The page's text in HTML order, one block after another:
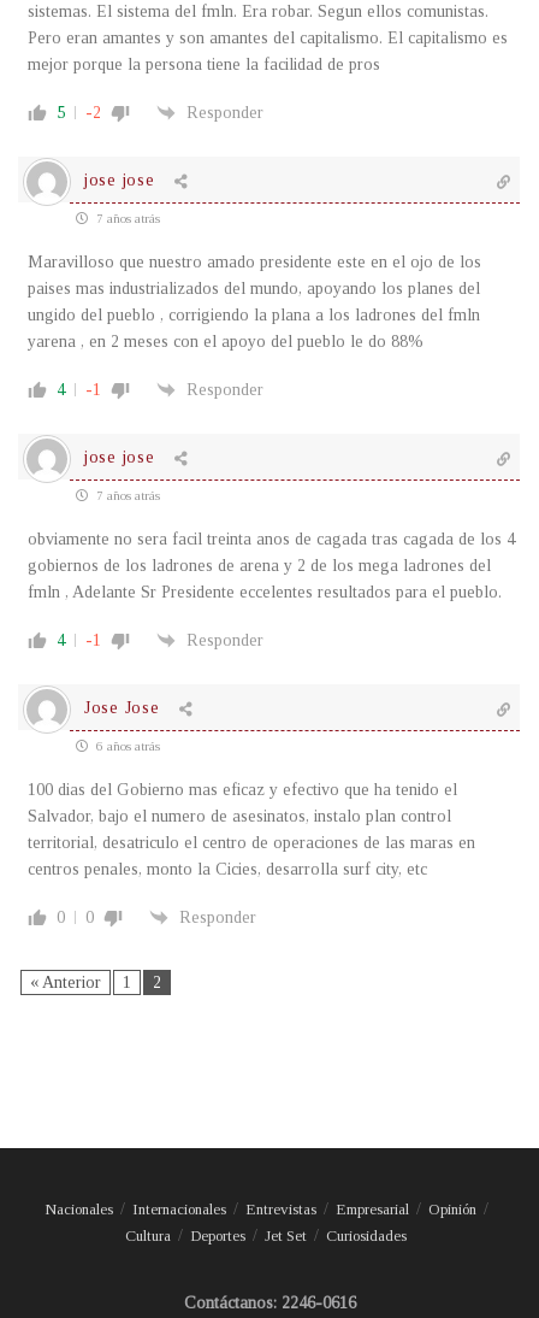
sistemas. El sistema del fmln. Era robar. Segun ellos comunistas.
Pero eran amantes y son amantes del capitalismo. El capitalismo es
mejor porque la persona tiene la facilidad de pros
5 -2 Responder
jose jose
7 años atrás
Maravilloso que nuestro amado presidente este en el ojo de los
paises mas industrializados del mundo, apoyando los planes del
ungido del pueblo , corrigiendo la plana a los ladrones del fmln
yarena , en 2 meses con el apoyo del pueblo le do 88%
4 -1 Responder
jose jose
7 años atrás
obviamente no sera facil treinta anos de cagada tras cagada de los 4
gobiernos de los ladrones de arena y 2 de los mega ladrones del
fmln , Adelante Sr Presidente eccelentes resultados para el pueblo.
4 -1 Responder
Jose Jose
6 años atrás
100 dias del Gobierno mas eficaz y efectivo que ha tenido el
Salvador, bajo el numero de asesinatos, instalo plan control
territorial, desatriculo el centro de operaciones de las maras en
centros penales, monto la Cicies, desarrolla surf city, etc
0 0 Responder
« Anterior 1 2
Nacionales Internacionales Entrevistas Empresarial
Opinión
Cultura
Deportes Jet Set Curiosidades
Contáctanos: 2246-0616